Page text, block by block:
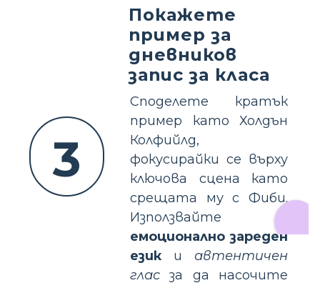
3
Покажете
пример за
дневников
запис за класа
Споделете кратък
пример като Холдън
Колфийлд,
фокусирайки се върху
ключова сцена като
срещата му с Фиби.
Използвайте
емоционално зареден
език и автентичен
глас за да насочите